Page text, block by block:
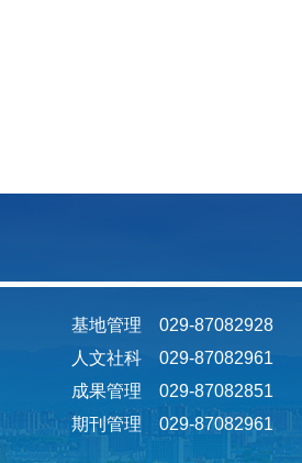
基地管理 029-87082928
人文社科 029-87082961
成果管理 029-87082851
期刊管理 029-87082961